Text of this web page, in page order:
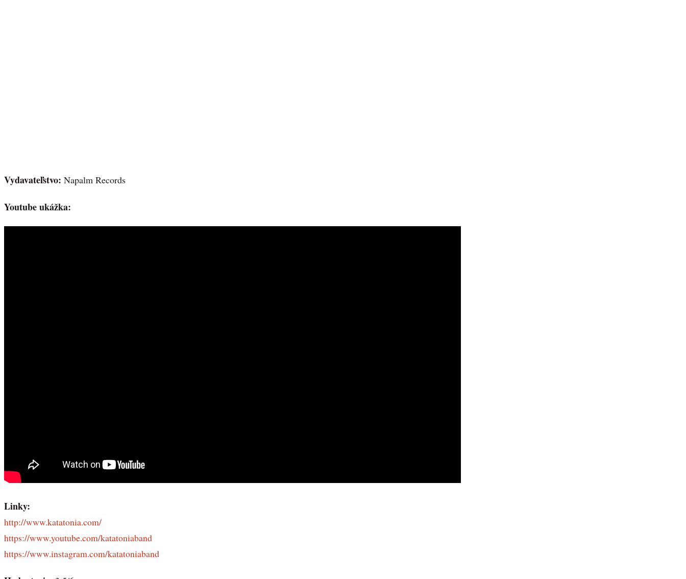
Vydavateľstvo: Napalm Records
Youtube ukážka:
Linky:
http://www.katatonia.com/
https://www.youtube.com/katatoniaband
https://www.instagram.com/katatoniaband